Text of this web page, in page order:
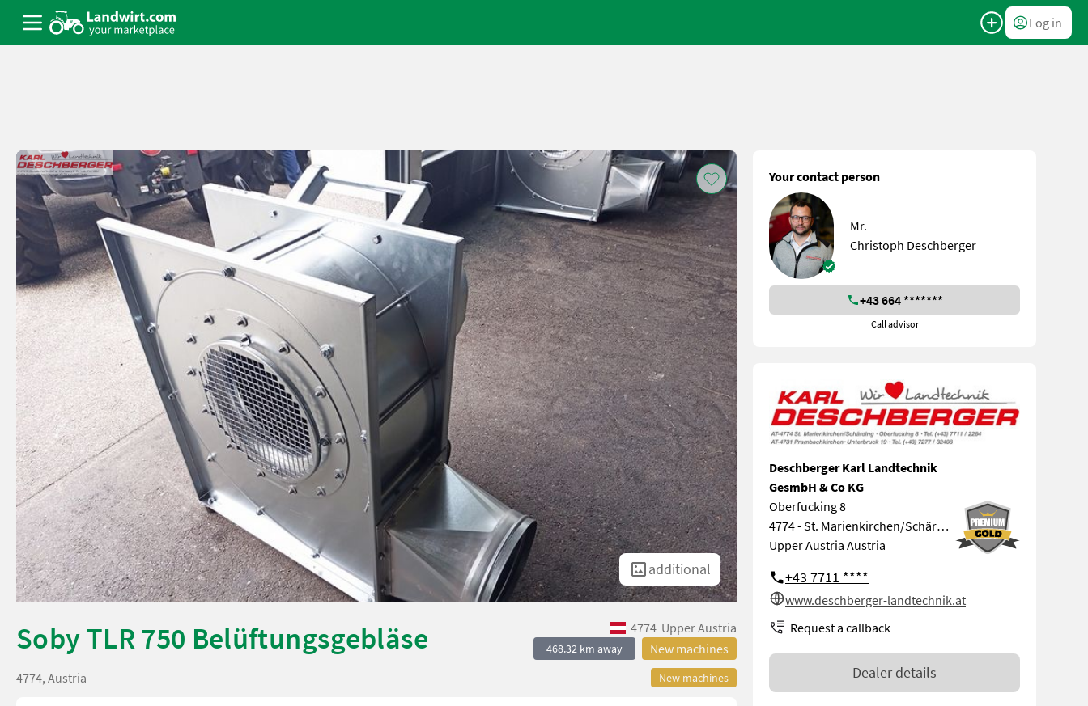
Log in
additional
Soby TLR 750 Belüftungsgebläse 4774 Upper Austria
468.32 km away New machines
New machines
4774, Austria
Your contact person
Mr.
Christoph Deschberger
+43 664 *******
Call advisor
Deschberger Karl Landtechnik
GesmbH & Co KG
Oberfucking 8
4774 - St. Marienkirchen/Schärding
Upper Austria Austria
+43 7711 ****
www.deschberger-landtechnik.at
Request a callback
Dealer details